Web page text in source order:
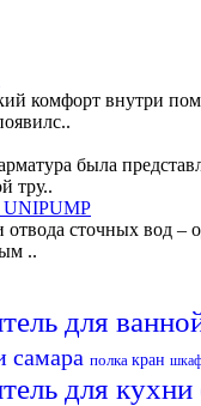
комфорт внутри
была
тру..
UNIPUMP
отвода сточных вод
..
для
самара полка кран
для кухни